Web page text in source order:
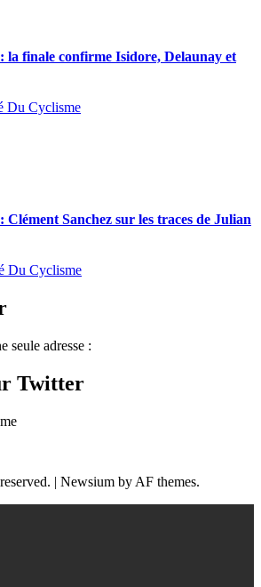
la finale confirme Isidore, Delaunay et
Du Cyclisme
Sanchez sur les traces de Julian
Du Cyclisme
seule adresse :
Twitter
| Newsium by AF themes.